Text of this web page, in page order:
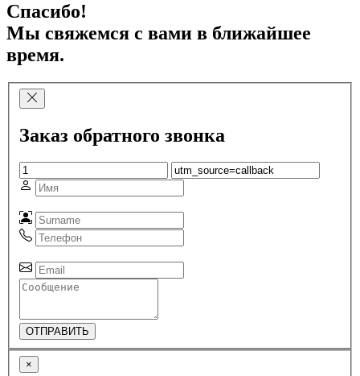
Спасибо!
Мы свяжемся с вами в ближайшее
время.
Заказ обратного звонка
ОТПРАВИТЬ
×